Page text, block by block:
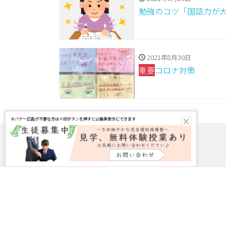
勉強のコツ「国語力が
2021年8月30日
重要コロナ対策
※バナー広告が不要な方は×印ボタンを押すと以降非表示にできます ×